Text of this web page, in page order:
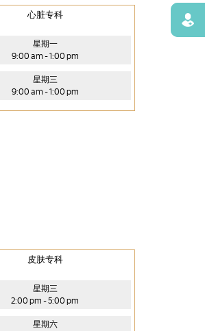
心脏专科
星期一
9:00 am - 1:00 pm
星期三
9:00 am - 1:00 pm
皮肤专科
星期三
2:00 pm - 5:00 pm
星期六
寻